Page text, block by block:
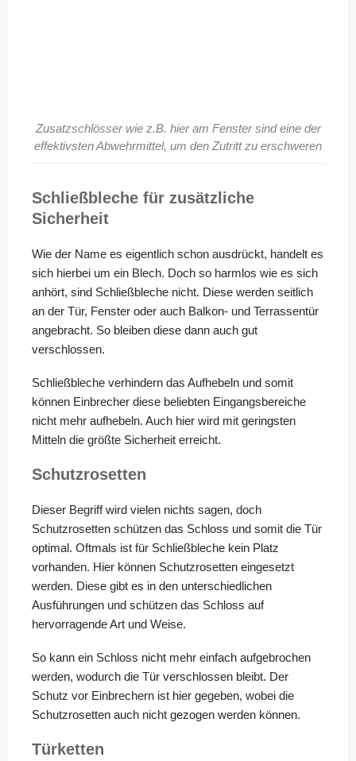
Zusatzschlösser wie z.B. hier am Fenster sind eine der
effektivsten Abwehrmittel, um den Zutritt zu erschweren
Schließbleche für zusätzliche
Sicherheit
Wie der Name es eigentlich schon ausdrückt, handelt es
sich hierbei um ein Blech. Doch so harmlos wie es sich
anhört, sind Schließbleche nicht. Diese werden seitlich
an der Tür, Fenster oder auch Balkon- und Terrassentür
angebracht. So bleiben diese dann auch gut
verschlossen.
Schließbleche verhindern das Aufhebeln und somit
können Einbrecher diese beliebten Eingangsbereiche
nicht mehr aufhebeln. Auch hier wird mit geringsten
Mitteln die größte Sicherheit erreicht.
Schutzrosetten
Dieser Begriff wird vielen nichts sagen, doch
Schutzrosetten schützen das Schloss und somit die Tür
optimal. Oftmals ist für Schließbleche kein Platz
vorhanden. Hier können Schutzrosetten eingesetzt
werden. Diese gibt es in den unterschiedlichen
Ausführungen und schützen das Schloss auf
hervorragende Art und Weise.
So kann ein Schloss nicht mehr einfach aufgebrochen
werden, wodurch die Tür verschlossen bleibt. Der
Schutz vor Einbrechern ist hier gegeben, wobei die
Schutzrosetten auch nicht gezogen werden können.
Türketten